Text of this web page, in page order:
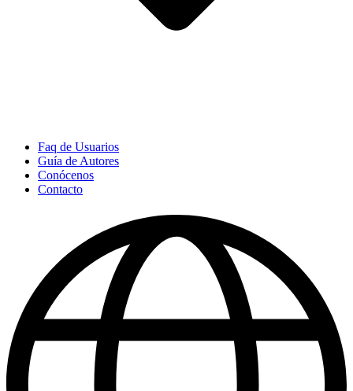
Faq de Usuarios
Guía de Autores
Conócenos
Contacto